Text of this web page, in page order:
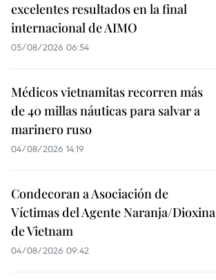
excelentes resultados en la final
internacional de AIMO
05/08/2026 06:54
Médicos vietnamitas recorren más
de 40 millas náuticas para salvar a
marinero ruso
04/08/2026 14:19
Condecoran a Asociación de
Víctimas del Agente Naranja/Dioxina
de Vietnam
04/08/2026 09:42